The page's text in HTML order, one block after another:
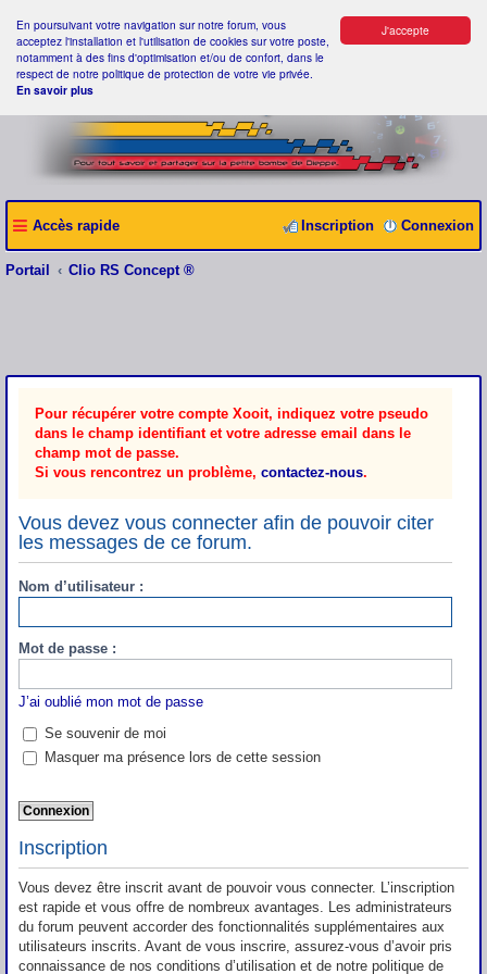
J'accepte
En poursuivant votre navigation sur notre forum, vous
acceptez l'installation et l'utilisation de cookies sur votre poste,
notamment à des fins d'optimisation et/ou de confort, dans le
respect de notre politique de protection de votre vie privée.
En savoir plus
Accès rapide Connexion
Inscription
Portail Clio RS Concept ®
Pour récupérer votre compte Xooit, indiquez votre pseudo
dans le champ identifiant et votre adresse email dans le
champ mot de passe.
Si vous rencontrez un problème, contactez-nous.
Vous devez vous connecter afin de pouvoir citer
les messages de ce forum.
Nom d’utilisateur :
Mot de passe :
J’ai oublié mon mot de passe
Se souvenir de moi
Masquer ma présence lors de cette session
Inscription
Vous devez être inscrit avant de pouvoir vous connecter. L’inscription
est rapide et vous offre de nombreux avantages. Les administrateurs
du forum peuvent accorder des fonctionnalités supplémentaires aux
utilisateurs inscrits. Avant de vous inscrire, assurez-vous d’avoir pris
connaissance de nos conditions d’utilisation et de notre politique de